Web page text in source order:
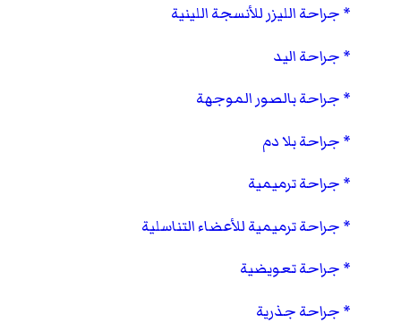
جراحة الليزر للأنسجة اللينية
جراحة اليد
جراحة بالصور الموجهة
جراحة بلا دم
جراحة ترميمية
جراحة ترميمية للأعضاء التناسلية
جراحة تعويضية
جراحة جذرية